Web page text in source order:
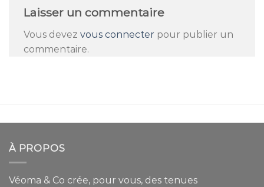
Laisser un commentaire
Vous devez vous connecter pour publier un
commentaire.
À PROPOS
Véoma & Co crée, pour vous, des tenues